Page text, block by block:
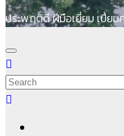
ประพฤติดี ฝีมือเยี่ยม เปี่ย